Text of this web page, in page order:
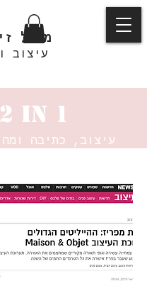
מיכל
עיצוב
2 in 1
עיצוב, כתיבה ומה